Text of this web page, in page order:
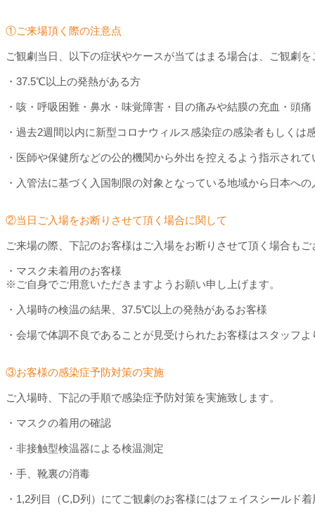
①ご来場頂く際の注意点
ご観劇当日、以下の症状やケースが当てはまる場合は、ご観劇
・37.5℃以上の発熱がある方
・咳・呼吸困難・鼻水・味覚障害・目の痛みや結膜の充血・頭
・過去2週間以内に新型コロナウィルス感染症の感染者もしくは
・医師や保健所などの公的機関から外出を控えるよう指示されて
・入管法に基づく入国制限の対象となっている地域から日本へ
②当日ご入場をお断りさせて頂く場合に関して
ご来場の際、下記のお客様はご入場をお断りさせて頂く場合もご
・マスク未着用のお客様
※ご自身でご用意いただきますようお願い申し上げます。
・入場時の検温の結果、37.5℃以上の発熱があるお客様
・会場で体調不良であることが見受けられたお客様はスタッフ
③お客様の感染症予防対策の実施
ご入場時、下記の手順で感染症予防対策を実施致します。
・マスクの着用の確認
・非接触型検温器による検温測定
・手、靴裏の消毒
・1,2列目（C,D列）にてご観劇のお客様にはフェイスシールド